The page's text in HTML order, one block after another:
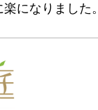
楽になりまし